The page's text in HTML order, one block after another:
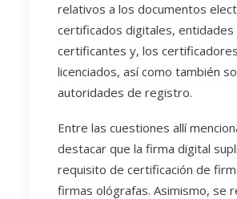
relativos a los documentos
certificados digitales, entidades
certificantes y, los certificadores
licenciados, así como también
autoridades de registro.
Entre las cuestiones allí
destacar que la firma digital
requisito de certificación de
firmas ológrafas. Asimismo, se